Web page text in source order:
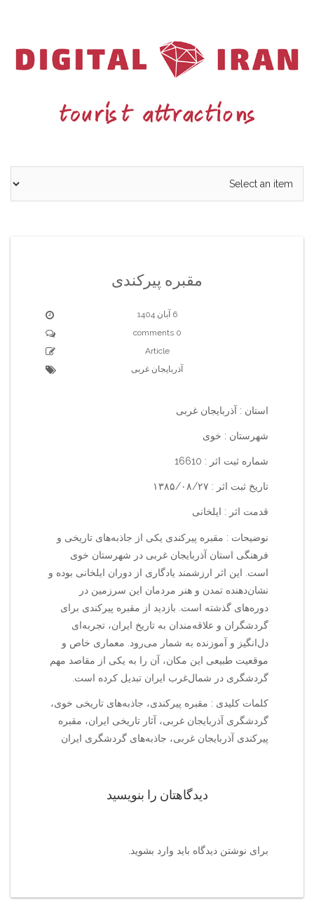
مقبره پیرکندی
6 آبان 1404
0 comments
Article
آذربایجان غربی
استان : آذربایجان غربی
شهرستان : خوی
شماره ثبت اثر : 16610
تاریخ ثبت اثر : ۱۳۸۵/۰۸/۲۷
قدمت اثر : ایلخانی
نوضیحات : مقبره پیرکندی یکی از جاذبه‌های تاریخی و
فرهنگی استان آذربایجان غربی در شهرستان خوی
است. این اثر ارزشمند یادگاری از دوران ایلخانی بوده و
نشان‌دهنده تمدن و هنر مردمان این سرزمین در
دوره‌های گذشته است. بازدید از مقبره پیرکندی برای
گردشگران و علاقه‌مندان به تاریخ ایران، تجربه‌ای
دل‌انگیز و آموزنده به شمار می‌رود. معماری خاص و
موقعیت طبیعی این مکان، آن را به یکی از مقاصد مهم
گردشگری در شمال‌غرب ایران تبدیل کرده است.
کلمات کلیدی : مقبره پیرکندی، جاذبه‌های تاریخی خوی،
گردشگری آذربایجان غربی، آثار تاریخی ایران، مقبره
پیرکندی آذربایجان غربی، جاذبه‌های گردشگری ایران
دیدگاهتان را بنویسید
برای نوشتن دیدگاه باید وارد بشوید